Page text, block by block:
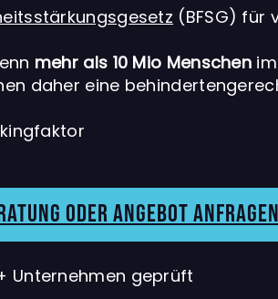
(BFSG) für
mehr als 10 Mio Menschen im
daher eine
oder angebot anfragen
Unternehmen geprüft